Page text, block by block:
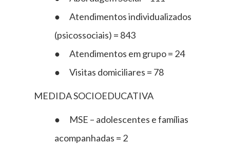
● Atendimentos individualizados
(psicossociais) = 843
● Atendimentos em grupo = 24
● Visitas domiciliares = 78
MEDIDA SOCIOEDUCATIVA
● MSE – adolescentes e famílias
acompanhadas = 2